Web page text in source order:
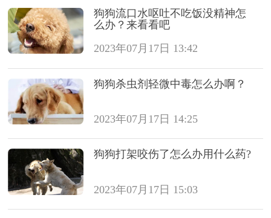
狗狗流口水呕吐不吃饭没精神怎
么办？来看看吧
2023年07月17日 13:42
狗狗杀虫剂轻微中毒怎么办啊？
2023年07月17日 14:25
狗狗打架咬伤了怎么办用什么药?
2023年07月17日 15:03